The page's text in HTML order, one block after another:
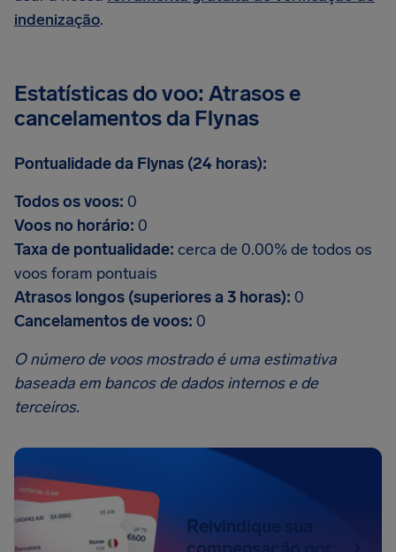
indenização.
Estatísticas do voo: Atrasos e
cancelamentos da Flynas
Pontualidade da Flynas (24 horas):
Todos os voos: 0
Voos no horário: 0
Taxa de pontualidade: cerca de 0.00% de todos os
voos foram pontuais
Atrasos longos (superiores a 3 horas): 0
Cancelamentos de voos: 0
O número de voos mostrado é uma estimativa
baseada em bancos de dados internos e de
terceiros.
Reivindique sua